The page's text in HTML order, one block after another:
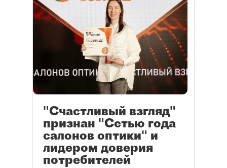
"Счастливый взгляд"
признан "Сетью года
салонов оптики" и
лидером доверия
потребителей